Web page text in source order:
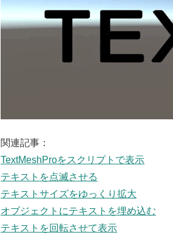
関連記事：
TextMeshProをスクリプトで表示
テキストを点滅させる
テキストサイズをゆっくり拡大
オブジェクトにテキストを埋め込む
テキストを回転させて表示